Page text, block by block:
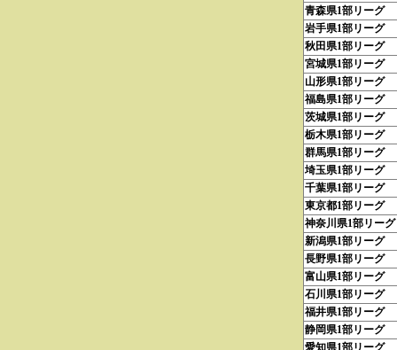
青森県1部リーグ
岩手県1部リーグ
秋田県1部リーグ
宮城県1部リーグ
山形県1部リーグ
福島県1部リーグ
茨城県1部リーグ
栃木県1部リーグ
群馬県1部リーグ
埼玉県1部リーグ
千葉県1部リーグ
東京都1部リーグ
神奈川県1部リーグ
新潟県1部リーグ
長野県1部リーグ
富山県1部リーグ
石川県1部リーグ
福井県1部リーグ
静岡県1部リーグ
愛知県1部リーグ